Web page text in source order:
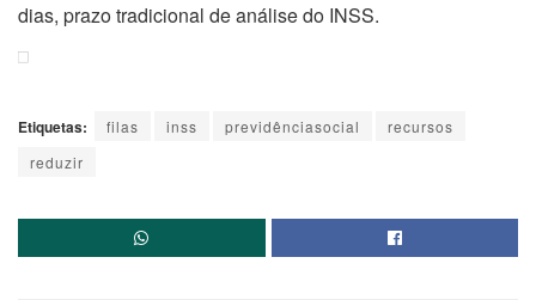
dias, prazo tradicional de análise do INSS.
Etiquetas: filas inss previdênciasocial
recursos
reduzir